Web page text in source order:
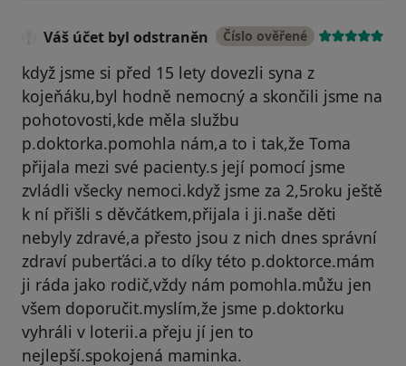
Váš účet byl odstraněn Číslo ověřené
když jsme si před 15 lety dovezli syna z
kojeňáku,byl hodně nemocný a skončili jsme na
pohotovosti,kde měla službu
p.doktorka.pomohla nám,a to i tak,že Toma
přijala mezi své pacienty.s její pomocí jsme
zvládli všecky nemoci.když jsme za 2,5roku ještě
k ní přišli s děvčátkem,přijala i ji.naše děti
nebyly zdravé,a přesto jsou z nich dnes správní
zdraví puberťáci.a to díky této p.doktorce.mám
ji ráda jako rodič,vždy nám pomohla.můžu jen
všem doporučit.myslím,že jsme p.doktorku
vyhráli v loterii.a přeju jí jen to
nejlepší.spokojená maminka.